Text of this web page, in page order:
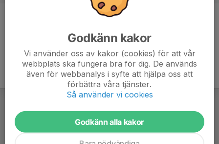
Godkänn kakor
Vi använder oss av kakor (cookies) för att vår
webbplats ska fungera bra för dig. De används
även för webbanalys i syfte att hjälpa oss att
förbättra våra tjänster.
Så använder vi cookies
Godkänn alla kakor